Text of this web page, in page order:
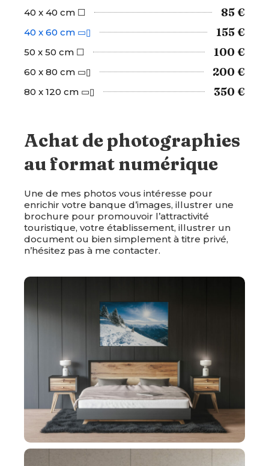
40 x 40 cm ☐ 85 €
40 x 60 cm ▭▯ 155 €
50 x 50 cm ☐ 100 €
60 x 80 cm ▭▯ 200 €
80 x 120 cm ▭▯ 350 €
Achat de photographies
au format numérique
Une de mes photos vous intéresse pour
enrichir votre banque d’images, illustrer une
brochure pour promouvoir l’attractivité
touristique, votre établissement, illustrer un
document ou bien simplement à titre privé,
n’hésitez pas à me contacter.